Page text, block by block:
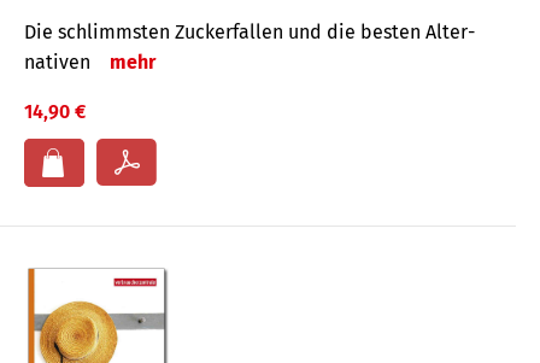
Die schlimmsten Zucker­fallen und die besten Alter­
nativen
mehr
14,90 €